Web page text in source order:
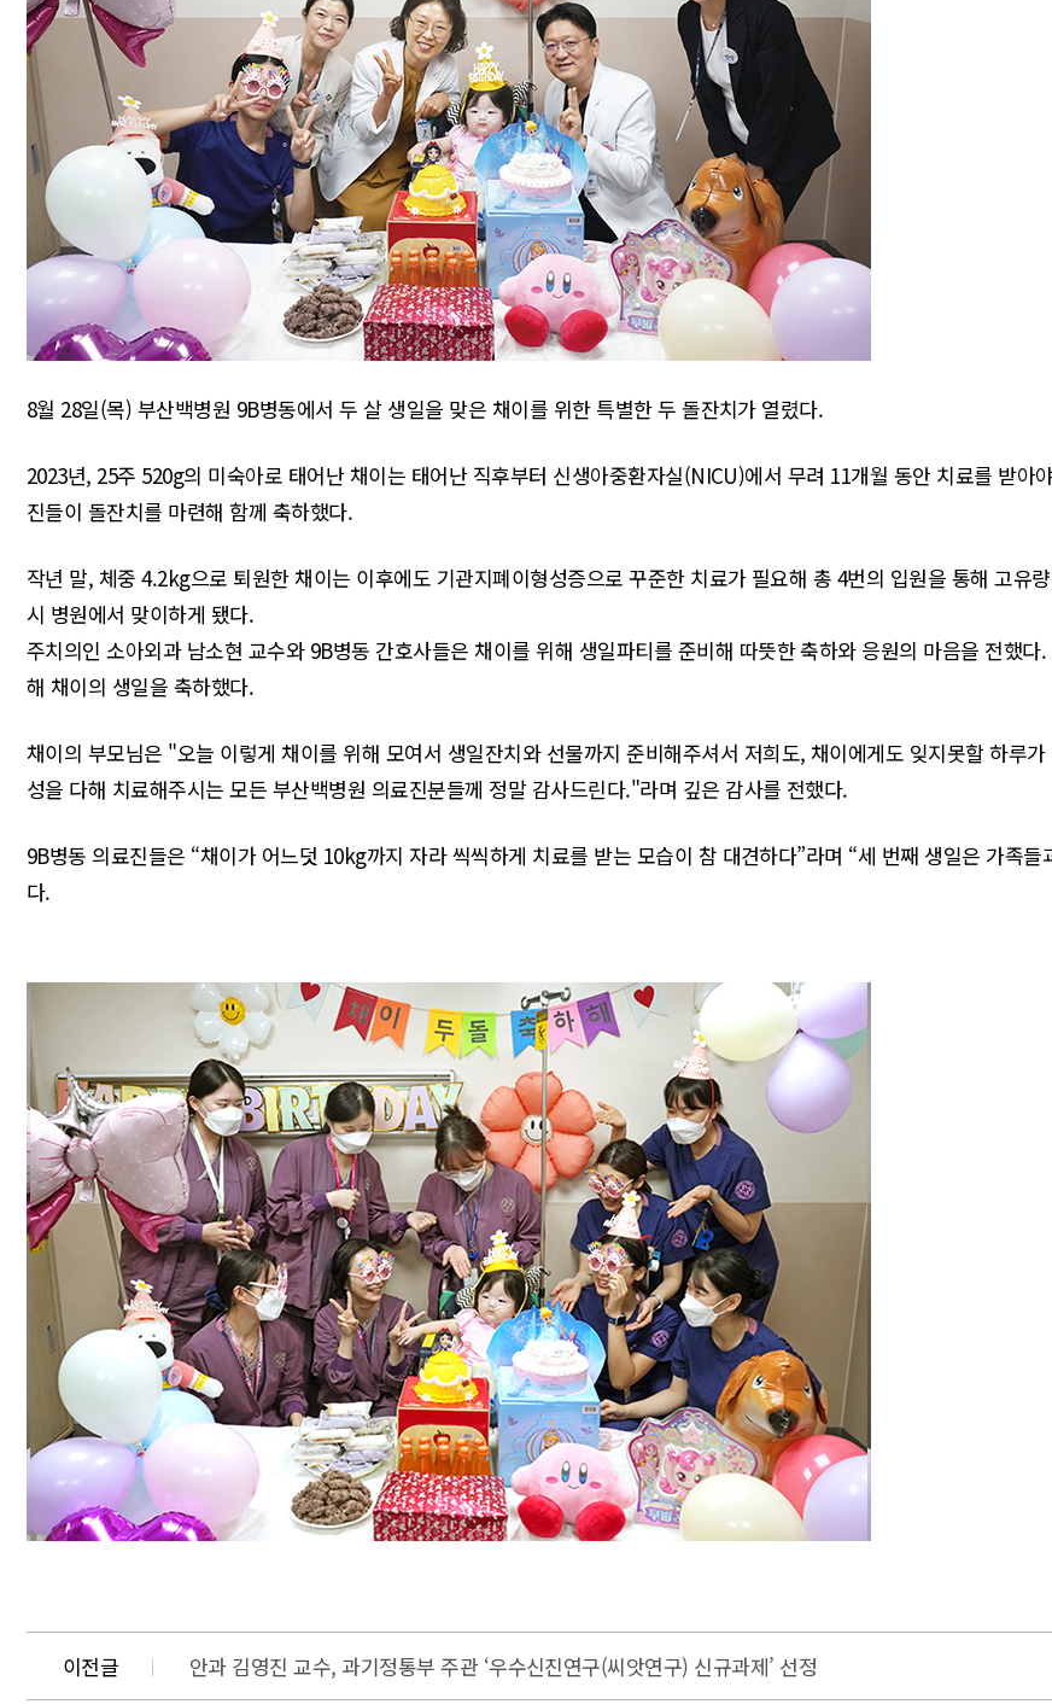
8월 28일(목) 부산백병원 9B병동에서 두 살 생일을 맞은 채이를 위한 특별한 두 돌잔치가 열렸다.
2023년, 25주 520g의 미숙아로 태어난 채이는 태어난 직후부터 신생아중환자실(NICU)에서 무려 11개월 동안 치료를 받
진들이 돌잔치를 마련해 함께 축하했다.
작년 말, 체중 4.2kg으로 퇴원한 채이는 이후에도 기관지폐이형성증으로 꾸준한 치료가 필요해 총 4번의 입원을 통해 고유
시 병원에서 맞이하게 됐다.
주치의인 소아외과 남소현 교수와 9B병동 간호사들은 채이를 위해 생일파티를 준비해 따뜻한 축하와 응원의 마음을 전했
해 채이의 생일을 축하했다.
채이의 부모님은 "오늘 이렇게 채이를 위해 모여서 생일잔치와 선물까지 준비해주셔서 저희도, 채이에게도 잊지못할 하루
성을 다해 치료해주시는 모든 부산백병원 의료진분들께 정말 감사드린다."라며 깊은 감사를 전했다.
9B병동 의료진들은 “채이가 어느덧 10kg까지 자라 씩씩하게 치료를 받는 모습이 참 대견하다”라며 “세 번째 생일은 가족
다.
이전글 안과 김영진 교수, 과기정통부 주관 ‘우수신진연구(씨앗연구) 신규과제’ 선정